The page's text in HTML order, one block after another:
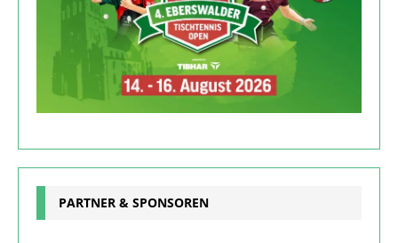
PARTNER & SPONSOREN